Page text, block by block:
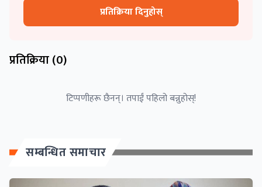
प्रतिक्रिया दिनुहोस्
प्रतिक्रिया (0)
टिप्पणीहरू छैनन्। तपाईं पहिलो बन्नुहोस्!
सम्बन्धित समाचार